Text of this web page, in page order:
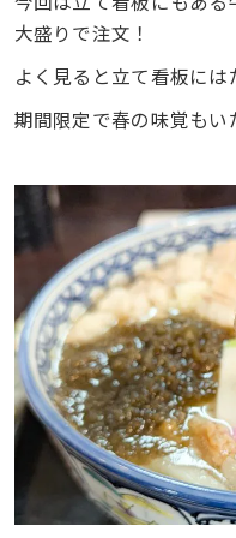
大盛りで注文！
よく見ると立て看板には
期間限定で春の味覚もい